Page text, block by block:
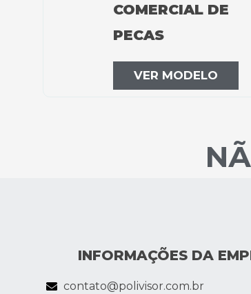
COMERCIAL DE
PECAS
VER MODELO
INFORMAÇÕES DA
contato@polivisor.com.br